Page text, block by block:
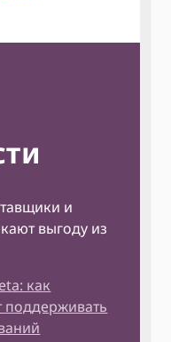
и
выгоду из
как
поддерживать